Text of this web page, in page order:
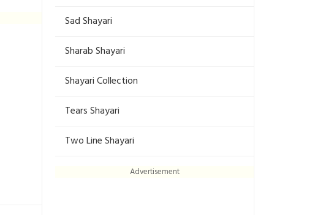
Sad Shayari
Sharab Shayari
Shayari Collection
Tears Shayari
Two Line Shayari
Advertisement